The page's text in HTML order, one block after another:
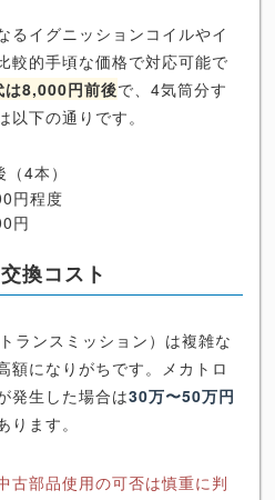
るイグニッションコイルやイ
較的手頃な価格で対応可能で
は8,000円前後で、4気筒分す
下の通りです。
4本）
円程度
円
換コスト
ランスミッション）は複雑な
額になりがちです。メカトロ
発生した場合は30万〜50万円
ます。
古部品使用の可否は慎重に判